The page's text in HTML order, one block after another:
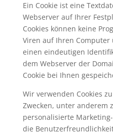
Ein Cookie ist eine
Webserver auf Ihrer
Cookies können keine
Viren auf Ihren
einen eindeutigen
dem Webserver der
Cookie bei Ihnen
Wir verwenden Cookies
Zwecken, unter anderem
personalisierte
die